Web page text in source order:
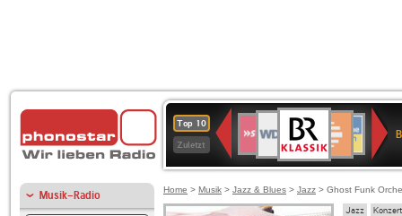
Top 10
Zuletzt
Deutschlandfunk
80er
90er
OLDIE
ANTENNE
4
BR-
KLASSIK
Deutschlandfunk
Kultur
ANTENNE
BAYERN
SWR
Kultur
NDR
2
Musik-Radio Home > Musik > Jazz & Blues > Jazz > Ghost Funk
Jazz Konzert